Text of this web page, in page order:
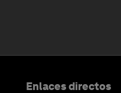
Enlaces directos